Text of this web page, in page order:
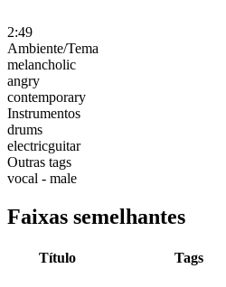
2:49
Ambiente/Tema
melancholic
angry
contemporary
Instrumentos
drums
electricguitar
Outras tags
vocal - male
Faixas semelhantes
Título Tags